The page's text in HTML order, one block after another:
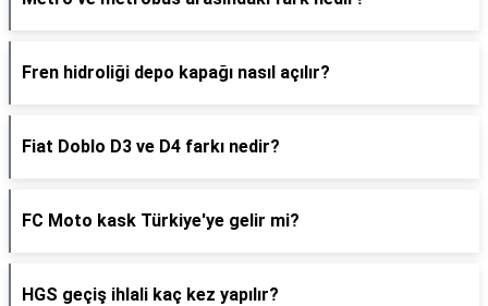
Fren hidroliği depo kapağı nasıl açılır?
Fiat Doblo D3 ve D4 farkı nedir?
FC Moto kask Türkiye'ye gelir mi?
HGS geçiş ihlali kaç kez yapılır?